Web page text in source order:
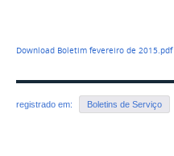
Download Boletim fevereiro de 2015.pdf
registrado em: Boletins de Serviço